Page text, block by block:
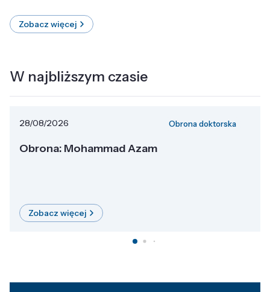
Zobacz więcej
W najbliższym czasie
28/08/2026 Obrona doktorska
Obrona: Mohammad Azam
Zobacz więcej